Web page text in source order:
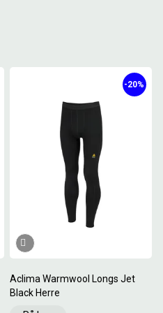
Aclima Warmwool Longs Jet
Black Herre
-20%